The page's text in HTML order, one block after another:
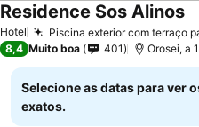
Hotel Piscina exterior com terraço
Residence Sos Alinos
8,4 Muito boa 401 Orosei, a
Selecione as datas para ver
exatos.